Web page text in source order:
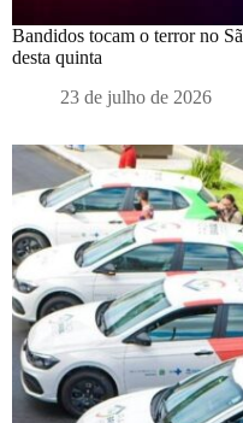
Bandidos tocam o terror no
desta quinta
23 de julho de 2026